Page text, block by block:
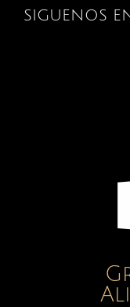
SIGUENOS